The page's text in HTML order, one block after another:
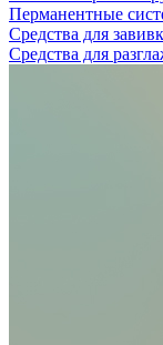
Перманентные
Средства для
Средства для